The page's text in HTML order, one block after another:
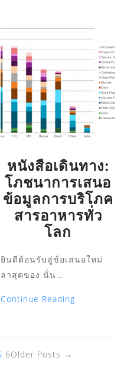
หนังสือเดินทาง:
โภชนาการเสนอ
ข้อมูลการบริโภค
สารอาหารทั่ว
โลก
ยินดีต้อนรับสู่ข้อเสนอใหม่
ล่าสุดของ นั่น...
Continue Reading
6Older Posts →